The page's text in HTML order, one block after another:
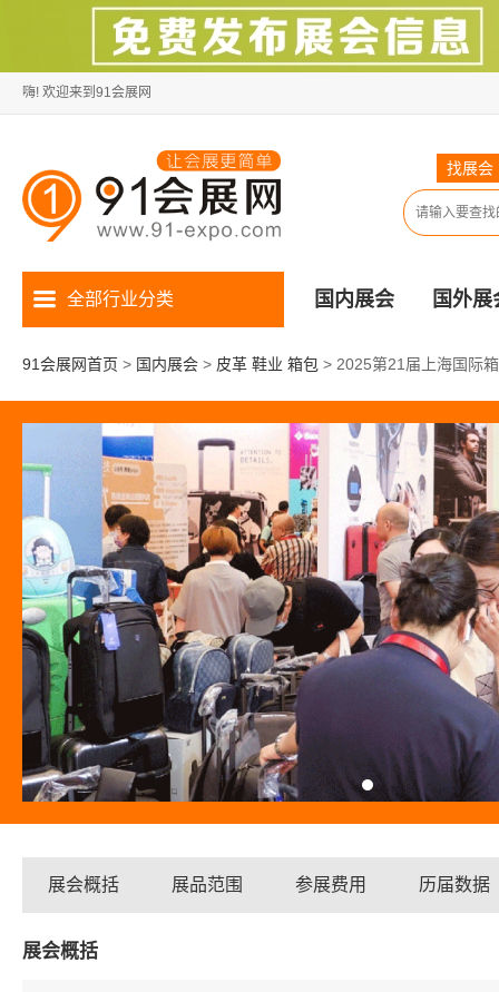
嗨! 欢迎来到91会展网
找展会
全部行业分类 国内展会 国外展
91会展网首页 > 国内展会 > 皮革 鞋业 箱包 > 2025第21届上海国际
展会概括 展品范围 参展费用 历届数据
展会概括